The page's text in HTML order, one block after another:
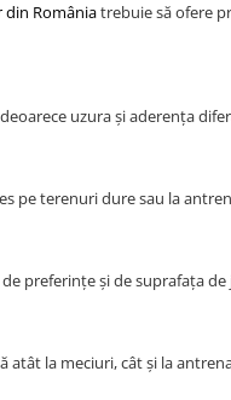
din Româniatrebuie să ofere
uzura și aderența
pe terenuri dure sau la
preferințe și de suprafața de
atât la meciuri, cât și la